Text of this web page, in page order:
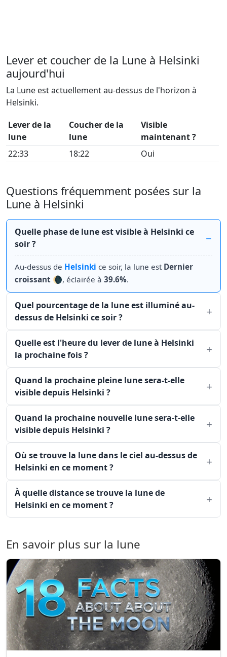
Lever et coucher de la Lune à Helsinki
aujourd'hui
La Lune est actuellement au-dessus de l'horizon à
Helsinki.
Lever de la
lune
Coucher de la
lune
Visible
maintenant ?
22:33
18:22 Oui
Questions fréquemment posées sur la
Lune à Helsinki
Quelle phase de lune est visible à Helsinki ce
soir ?
Au-dessus de Helsinki ce soir, la lune est Dernier
croissant 🌘, éclairée à 39.6%.
Quel pourcentage de la lune est illuminé au-
dessus de Helsinki ce soir ?
Quelle est l'heure du lever de lune à Helsinki
la prochaine fois ?
Quand la prochaine pleine lune sera-t-elle
visible depuis Helsinki ?
Quand la prochaine nouvelle lune sera-t-elle
visible depuis Helsinki ?
Où se trouve la lune dans le ciel au-dessus de
Helsinki en ce moment ?
À quelle distance se trouve la lune de
Helsinki en ce moment ?
En savoir plus sur la lune